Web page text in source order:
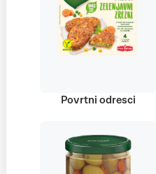
Povrtni odresci